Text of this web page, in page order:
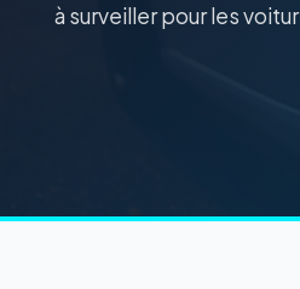
à surveiller pour les